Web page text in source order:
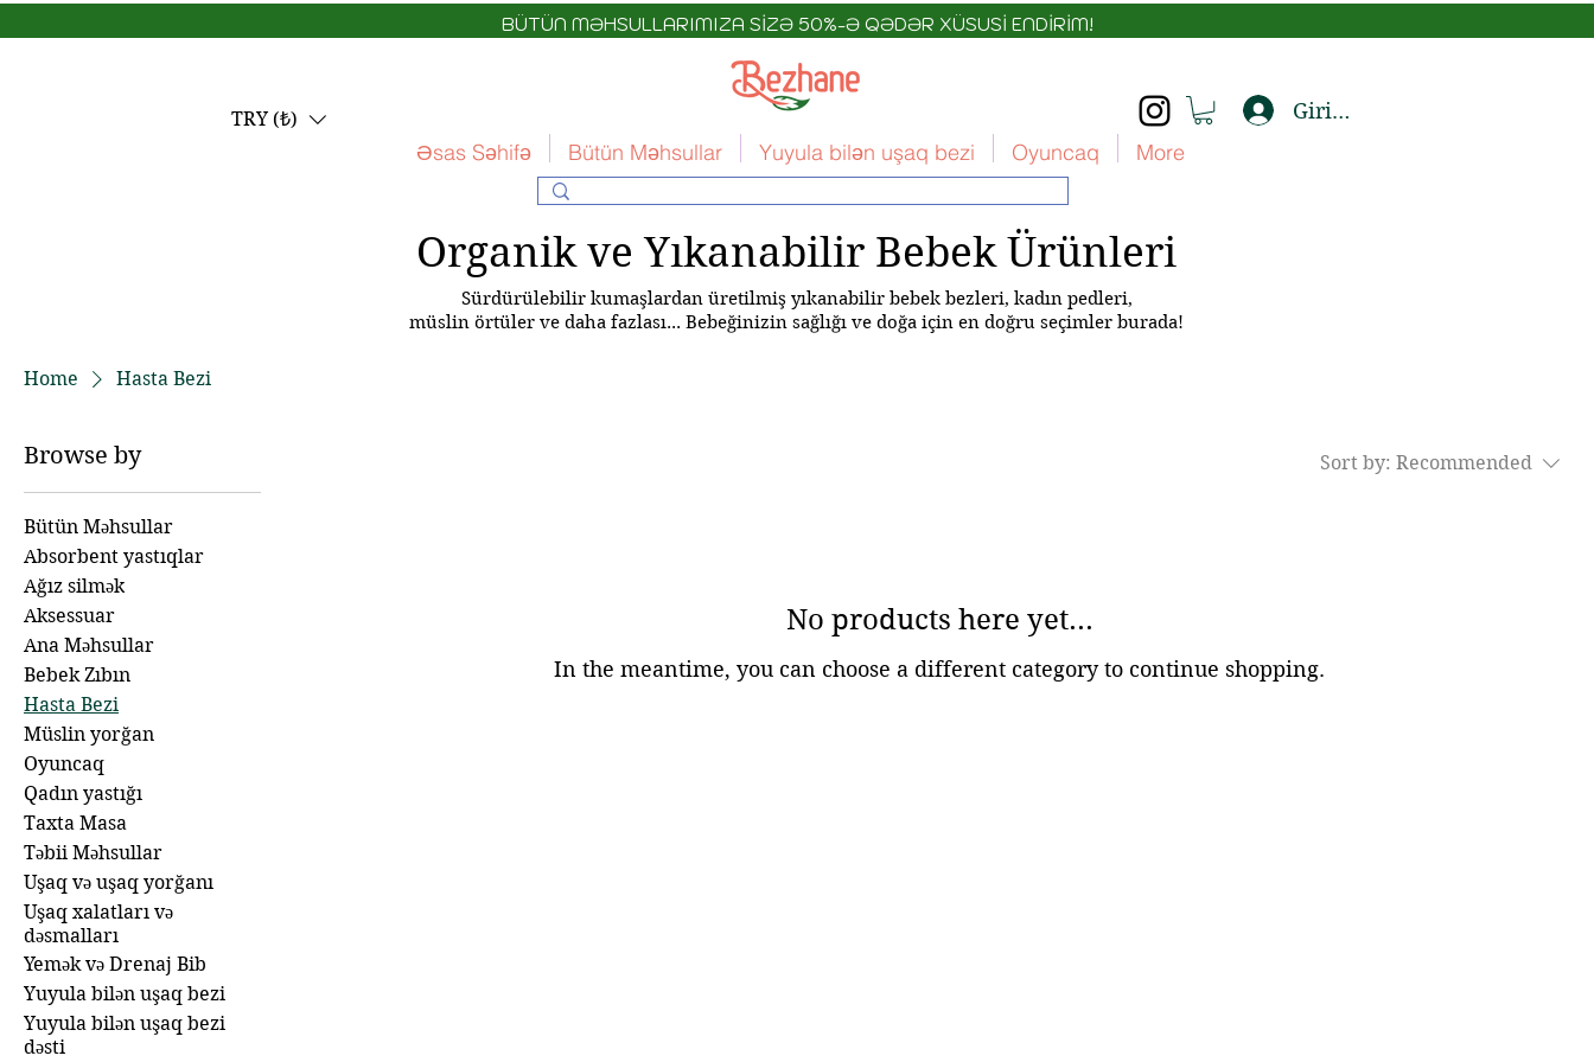
BÜTÜN MƏHSULLARIMIZA SİZƏ 50%-Ə QƏDƏR XÜSUSİ ENDİRİM!
TRY (₺) Giriş yap
Əsas Səhifə Bütün Məhsullar Yuyula bilən uşaq bezi Oyuncaq More
Organik ve Yıkanabilir Bebek Ürünleri
Sürdürülebilir kumaşlardan üretilmiş yıkanabilir bebek bezleri, kadın pedleri,
müslin örtüler ve daha fazlası... Bebeğinizin sağlığı ve doğa için en doğru seçimler burada!
Home Hasta Bezi
Browse by
Bütün Məhsullar
Absorbent yastıqlar
Ağız silmək
Aksessuar
Ana Məhsullar
Bebek Zıbın
Hasta Bezi
Müslin yorğan
Oyuncaq
Qadın yastığı
Taxta Masa
Təbii Məhsullar
Uşaq və uşaq yorğanı
Uşaq xalatları və
dəsmalları
Yemək və Drenaj Bib
Yuyula bilən uşaq bezi
Yuyula bilən uşaq bezi
dəsti
Sort by: Recommended
No products here yet...
In the meantime, you can choose a different category to continue shopping.